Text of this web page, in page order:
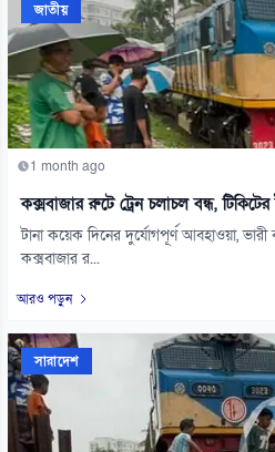
জাতীয়
1 month ago
কক্সবাজার রুটে ট্রেন চলাচল বন্ধ,
টানা কয়েক দিনের দুর্যোগপূর্ণ আবহাওয়া, ভারী
কক্সবাজার র...
আরও পড়ুন
সারাদেশ